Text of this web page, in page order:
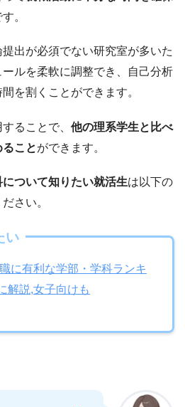
。
出が必須でない研究室が多いた
ルを柔軟に調整でき、自己分析
を割くことができます。
ることで、 他の理系学生と比べ
ことができます。
ついて知りたい就活生は以下の
さい。
い
に有利な学部・学科ランキ
解説,女子向けも